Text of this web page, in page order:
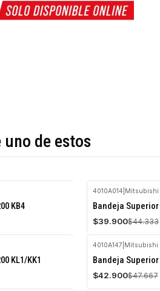
de estos
KB4
-10%
OFF
Agotado
4010A014 Mitsubishi
Bandeja Superior
$39.900$44.333
KL1/KK1
-10%
OFF
Agotado
4010A147 Mitsubishi
Bandeja Superior
$42.900$47.667